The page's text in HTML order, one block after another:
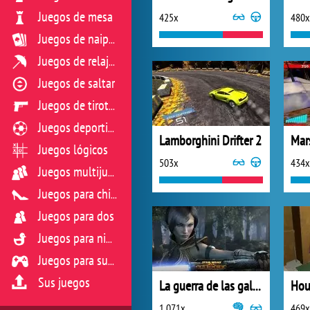
425x 480x
Lamborghini Drifter 2
503x 434x
La guerra de las galaxias
Juegos de mesa
Juegos de naipes
Juegos de relajación
Juegos de saltar
Juegos de tiroteo
Juegos deportivos
Juegos lógicos
Juegos multijugador
Juegos para chicas
Juegos para dos
Juegos para niños
Juegos para sus reflejos
Sus juegos